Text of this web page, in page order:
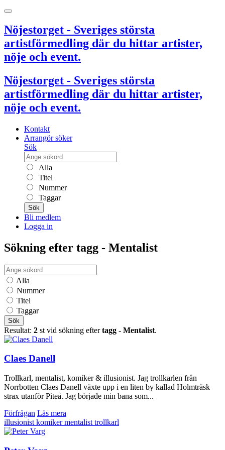
Nöjestorget - Sveriges största
artistförmedling där du hittar artister,
nöje och event.
Nöjestorget - Sveriges största
artistförmedling där du hittar artister,
nöje och event.
Kontakt
Arrangör söker
Sök
Alla
Titel
Nummer
Taggar
Sök
Bli medlem
Logga in
Sökning efter tagg - Mentalist
Alla
Nummer
Titel
Taggar
Sök
Resultat: 2 st vid sökning eftertagg - Mentalist.
Claes Danell
Trollkarl, mentalist, komiker & illusionist. Jag trollkarlen från
Norrbotten Claes Danell växte upp i en liten by kallad Holmträsk
strax utanför Piteå. Jag började min bana som...
Förfrågan Läs mera
illusionist komikermentalist trollkarl